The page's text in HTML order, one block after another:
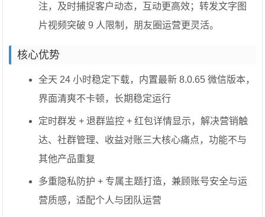
注，及时捕捉客户动态，互动更高效；转发文字图
片视频突破 9 人限制，朋友圈运营更灵活。
核心优势
全天 24 小时稳定下载，内置最新 8.0.65 微信版本，
界面清爽不卡顿，长期稳定运行
定时群发 + 退群监控 + 红包详情显示，解决营销触
达、社群管理、收益对账三大核心痛点，功能不与
其他产品重复
多重隐私防护 + 专属主题打造，兼顾账号安全与运
营质感，适配个人与团队运营